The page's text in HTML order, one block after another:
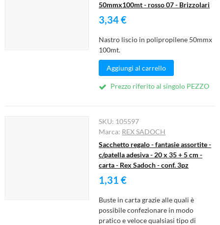
50mmx100mt - rosso 07 - Brizzolari
3,34 €
Nastro liscio in polipropilene 50mmx
100mt.
Aggiungi al carrello
Prezzo riferito al singolo PEZZO
SKU: 105597
Marca: REX SADOCH
Sacchetto regalo - fantasie assortite -
c/patella adesiva - 20 x 35 + 5 cm -
carta - Rex Sadoch - conf. 3pz
1,31 €
Buste in carta grazie alle quali è
possibile confezionare in modo
pratico e veloce qualsiasi tipo di